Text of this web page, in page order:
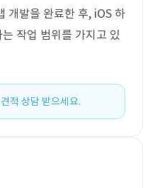
개발을 완료한 후, iOS 하
작업 범위를 가지고 있
적 상담 받으세요.